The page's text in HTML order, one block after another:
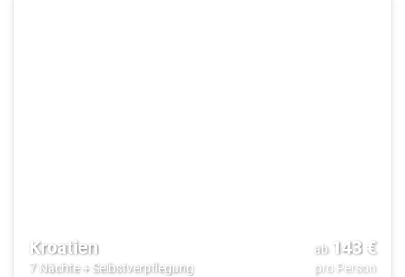
Kroatien
7 Nächte+ Selbstverpflegung
ab 143€
pro Person